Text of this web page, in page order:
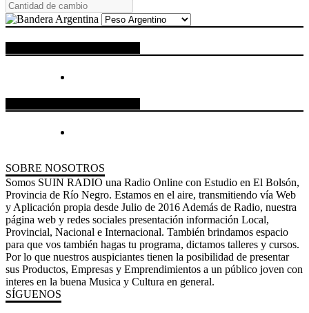
SOBRE NOSOTROS
Somos SUIN RADIO una Radio Online con Estudio en El Bolsón,
Provincia de Río Negro. Estamos en el aire, transmitiendo vía Web
y Aplicación propia desde Julio de 2016 Además de Radio, nuestra
página web y redes sociales presentación información Local,
Provincial, Nacional e Internacional. También brindamos espacio
para que vos también hagas tu programa, dictamos talleres y cursos.
Por lo que nuestros auspiciantes tienen la posibilidad de presentar
sus Productos, Empresas y Emprendimientos a un público joven con
interes en la buena Musica y Cultura en general.
SÍGUENOS